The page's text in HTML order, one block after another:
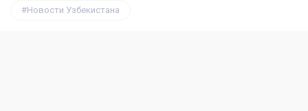
Новости Узбекистана